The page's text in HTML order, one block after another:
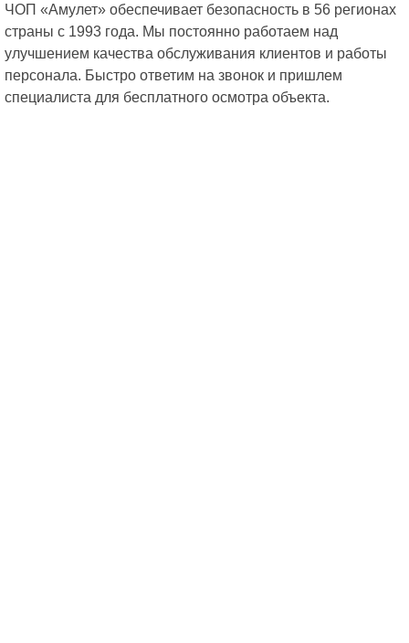
ЧОП «Амулет» обеспечивает безопасность в 56 регионах
страны с 1993 года. Мы постоянно работаем над
улучшением качества обслуживания клиентов и работы
персонала. Быстро ответим на звонок и пришлем
специалиста для бесплатного осмотра объекта.